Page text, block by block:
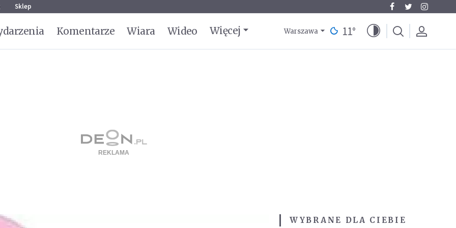
Sklep
Komentarze Wiara Wideo Więcej Warszawa 11°
WYBRANE DLA CIEBIE